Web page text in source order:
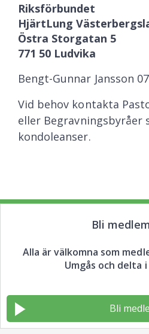
Riksförbundet
HjärtLung
Östra Storgatan 5
771 50 Ludvika
Bengt-Gunnar Jansson
Vid behov kontakta
eller Begravningsbyråer
kondoleanser.
Bli
Alla är välkomna som
Umgås och
Bli